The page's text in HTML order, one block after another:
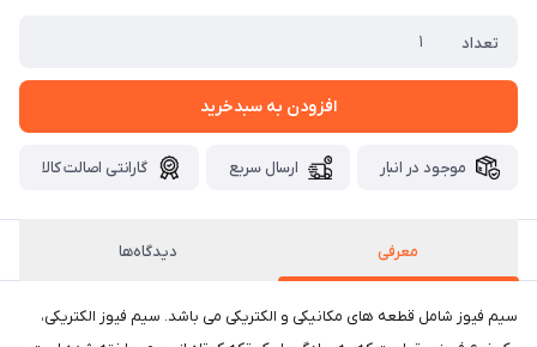
تعداد
افزودن به سبدخرید
موجود در انبار ارسال سریع گارانتی اصالت کالا
معرفی دیدگاه‌ها
سیم فیوز شامل قطعه های مکانیکی و الکتریکی می باشد. سیم فیوز الکتریکی،